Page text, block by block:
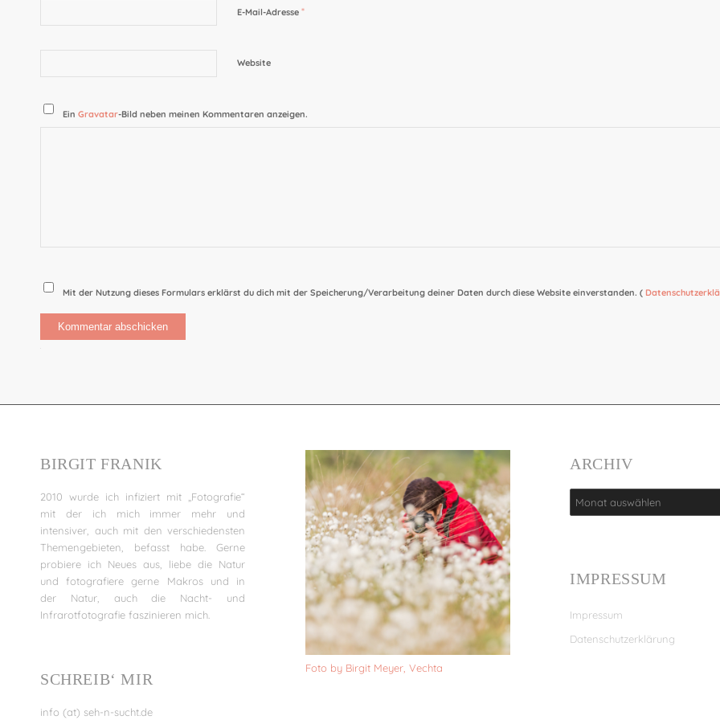
E-Mail-Adresse *
Website
Ein Gravatar-Bild neben meinen Kommentaren anzeigen.
Mit der Nutzung dieses Formulars erklärst du dich mit der Speicherung/Verarbeitung deiner Daten durch diese Website einverstanden. (
BIRGIT FRANIK
2010 wurde ich infiziert mit „Fotografie“
mit der ich mich immer mehr und
intensiver, auch mit den verschiedensten
Themengebieten, befasst habe. Gerne
probiere ich Neues aus, liebe die Natur
und fotografiere gerne Makros und in
der Natur, auch die Nacht- und
Infrarotfotografie faszinieren mich.
SCHREIB‘ MIR
info (at) seh-n-sucht.de
Foto by Birgit Meyer, Vechta
ARCHIV
IMPRESSUM
Impressum
Datenschutzerklärung